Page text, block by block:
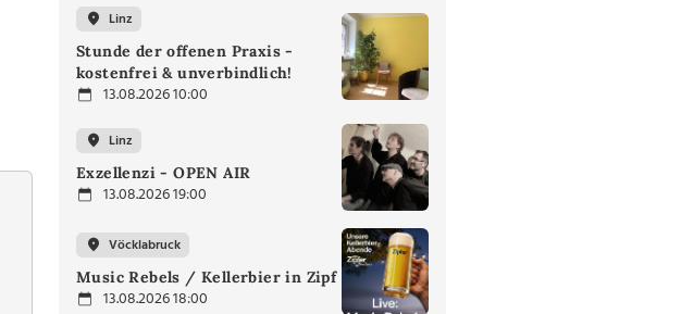
Linz
Stunde der offenen Praxis -
kostenfrei & unverbindlich!
13.08.2026 10:00
Linz
Exzellenzi - OPEN AIR
13.08.2026 19:00
Vöcklabruck
Music Rebels / Kellerbier in Zipf
13.08.2026 18:00